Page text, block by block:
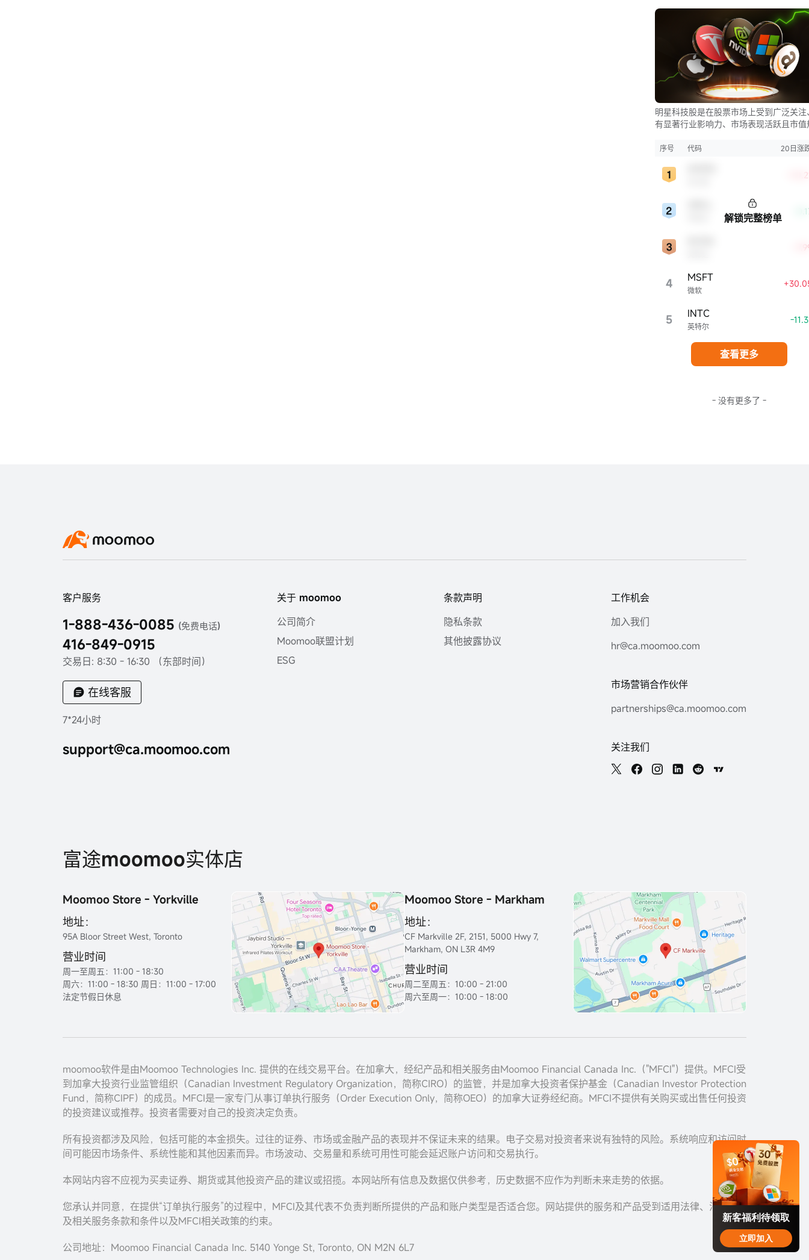
新客福利待领取
立即加入
明星科技股是在股票市场上受到广泛关注
有显著行业影响力、市场表现活跃且市值
新、市场份额、品牌知名度、盈利能力
股市，特别是科技行业板块乃至全球经
显著影响。
序号 代码 20日涨
-
4 微软
MSFT
5 英特尔
INTC -
解锁完整榜单
查看更多
- 没有更多了 -
客户服务
1-888-436-0085 (免费电话)
416-849-0915
交易日: 8:30 - 16:30 （东部时间）
在线客服
7*24小时
support@ca.moomoo.com
关于 moomoo
公司简介
Moomoo联盟计划
ESG
条款声明
隐私条款
其他披露协议
工作机会
加入我们
hr@ca.moomoo.com
市场营销合作伙伴
partnerships@ca.moomoo.com
关注我们
富途moomoo实体店
Moomoo Store - Yorkville
地址：
95A Bloor Street West, Toronto
营业时间
周一至周五：11:00 - 18:30
周六：11:00 - 18:30 周日：11:00 - 17:00
法定节假日休息
Moomoo Store - Markham
地址：
CF Markville 2F, 2151, 5000 Hwy 7,
Markham, ON L3R 4M9
营业时间
周二至周五：10:00 - 21:00
周六至周一：10:00 - 18:00
moomoo软件是由Moomoo Technologies Inc. 提供的在线交易平台。在加拿大，经纪产品和相关服务由Moomoo Financial Canada Inc.（"MFCI"）提供。MFCI受
到加拿大投资行业监管组织（Canadian Investment Regulatory Organization，简称CIRO）的监管，并是加拿大投资者保护基金（Canadian Investor Protection
Fund，简称CIPF）的成员。MFCI是一家专门从事订单执行服务（Order Execution Only，简称OEO）的加拿大证券经纪商。MFCI不提供有关购买或出售任何投资
的投资建议或推荐。投资者需要对自己的投资决定负责。
所有投资都涉及风险，包括可能的本金损失。过往的证券、市场或金融产品的表现并不保证未来的结果。电子交易对投资者来说有独特的风险。系统响应和访问时
间可能因市场条件、系统性能和其他因素而异。市场波动、交易量和系统可用性可能会延迟账户访问和交易执行。
本网站内容不应视为买卖证券、期货或其他投资产品的建议或招揽。本网站所有信息及数据仅供参考，历史数据不应作为判断未来走势的依据。
您承认并同意，在提供“订单执行服务”的过程中，MFCI及其代表不负责判断所提供的产品和账户类型是否适合您。网站提供的服务和产品受到适用法律、法规以
及相关服务条款和条件以及MFCI相关政策的约束。
公司地址：Moomoo Financial Canada Inc. 5140 Yonge St, Toronto, ON M2N 6L7